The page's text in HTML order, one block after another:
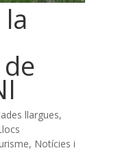
llargues,
, Notícies i